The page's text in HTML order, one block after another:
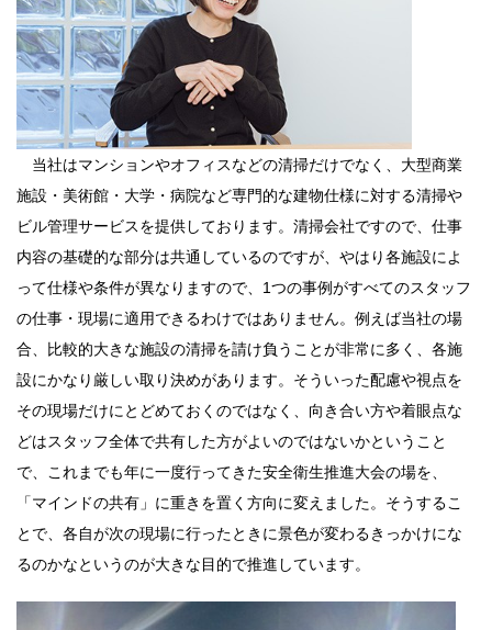
当社はマンションやオフィスなどの清掃だけでなく、大型商業
施設・美術館・大学・病院など専門的な建物仕様に対する清掃や
ビル管理サービスを提供しております。清掃会社ですので、仕事
内容の基礎的な部分は共通しているのですが、やはり各施設によ
って仕様や条件が異なりますので、1つの事例がすべてのスタッフ
の仕事・現場に適用できるわけではありません。例えば当社の場
合、比較的大きな施設の清掃を請け負うことが非常に多く、各施
設にかなり厳しい取り決めがあります。そういった配慮や視点を
その現場だけにとどめておくのではなく、向き合い方や着眼点な
どはスタッフ全体で共有した方がよいのではないかということ
で、これまでも年に一度行ってきた安全衛生推進大会の場を、
「マインドの共有」に重きを置く方向に変えました。そうするこ
とで、各自が次の現場に行ったときに景色が変わるきっかけにな
るのかなというのが大きな目的で推進しています。